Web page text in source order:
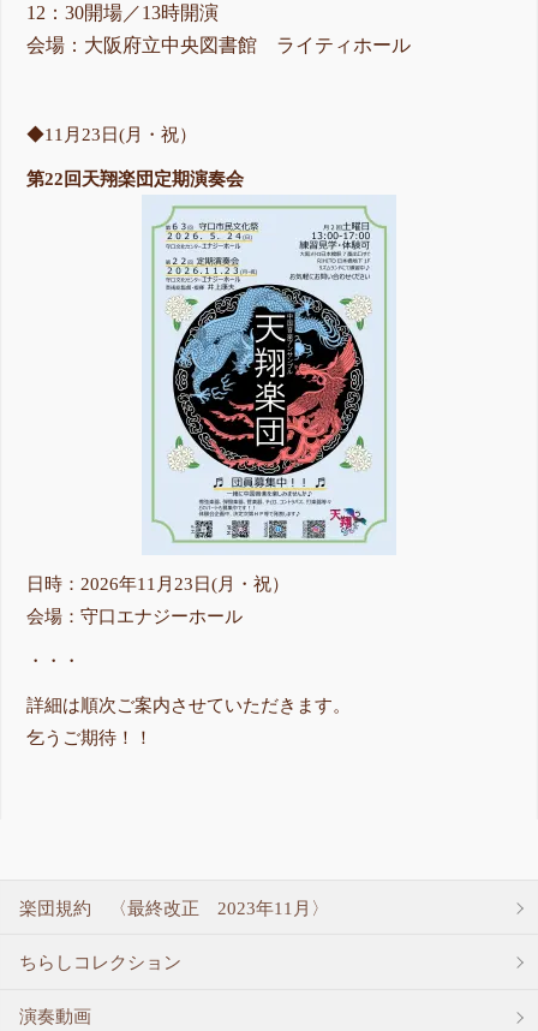
12：30開場／13時開演
会場：大阪府立中央図書館 ライティホール
◆11月23日(月・祝）
第22回天翔楽団定期演奏会
日時：2026年11月23日(月・祝）
会場：守口エナジーホール
・・・
詳細は順次ご案内させていただきます。
乞うご期待！！
楽団規約 〈最終改正 2023年11月〉
ちらしコレクション
演奏動画